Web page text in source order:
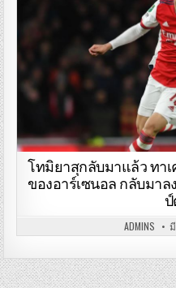
โทมิยาสุกลับมาแล้ว ทา
ของอาร์เซนอล กลับมา
ADMINS